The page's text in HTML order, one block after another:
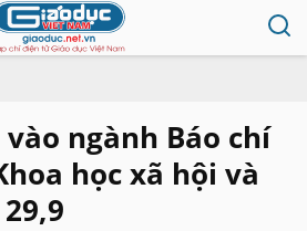
ngành Báo chí
học xã hội và